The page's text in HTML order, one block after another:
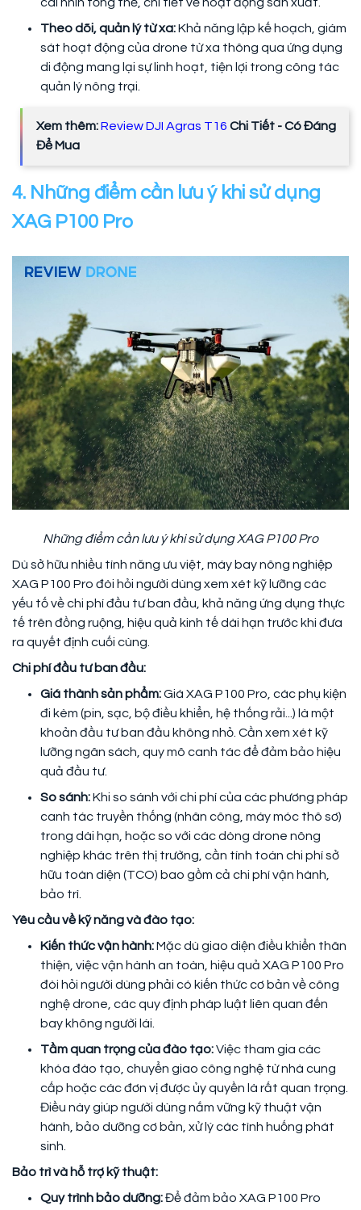
cái nhìn tổng thể, chi tiết về hoạt động sản xuất.
Theo dõi, quản lý từ xa:Khả năng lập kế hoạch, giám
sát hoạt động của drone từ xa thông qua ứng dụng
di động mang lại sự linh hoạt, tiện lợi trong công tác
quản lý nông trại.
Xem thêm:Review DJI Agras T16 Chi Tiết - Có Đáng
Để Mua
4. Những điểm cần lưu ý khi sử dụng
XAG P100 Pro
Những điểm cần lưu ý khi sử dụng XAG P100 Pro
Dù sở hữu nhiều tính năng ưu việt, máy bay nông nghiệp
XAG P100 Pro đòi hỏi người dùng xem xét kỹ lưỡng các
yếu tố về chi phí đầu tư ban đầu, khả năng ứng dụng thực
tế trên đồng ruộng, hiệu quả kinh tế dài hạn trước khi đưa
ra quyết định cuối cùng.
Chi phí đầu tư ban đầu:
Giá thành sản phẩm:Giá XAG P100 Pro, các phụ kiện
đi kèm (pin, sạc, bộ điều khiển, hệ thống rải...) là một
khoản đầu tư ban đầu không nhỏ. Cần xem xét kỹ
lưỡng ngân sách, quy mô canh tác để đảm bảo hiệu
quả đầu tư.
So sánh:Khi so sánh với chi phí của các phương pháp
canh tác truyền thống (nhân công, máy móc thô sơ)
trong dài hạn, hoặc so với các dòng drone nông
nghiệp khác trên thị trường, cần tính toán chi phí sở
hữu toàn diện (TCO) bao gồm cả chi phí vận hành,
bảo trì.
Yêu cầu về kỹ năng và đào tạo:
Kiến thức vận hành:Mặc dù giao diện điều khiển thân
thiện, việc vận hành an toàn, hiệu quả XAG P100 Pro
đòi hỏi người dùng phải có kiến thức cơ bản về công
nghệ drone, các quy định pháp luật liên quan đến
bay không người lái.
Tầm quan trọng của đào tạo:Việc tham gia các
khóa đào tạo, chuyển giao công nghệ từ nhà cung
cấp hoặc các đơn vị được ủy quyền là rất quan trọng.
Điều này giúp người dùng nắm vững kỹ thuật vận
hành, bảo dưỡng cơ bản, xử lý các tình huống phát
sinh.
Bảo trì và hỗ trợ kỹ thuật:
Quy trình bảo dưỡng:Để đảm bảo XAG P100 Pro